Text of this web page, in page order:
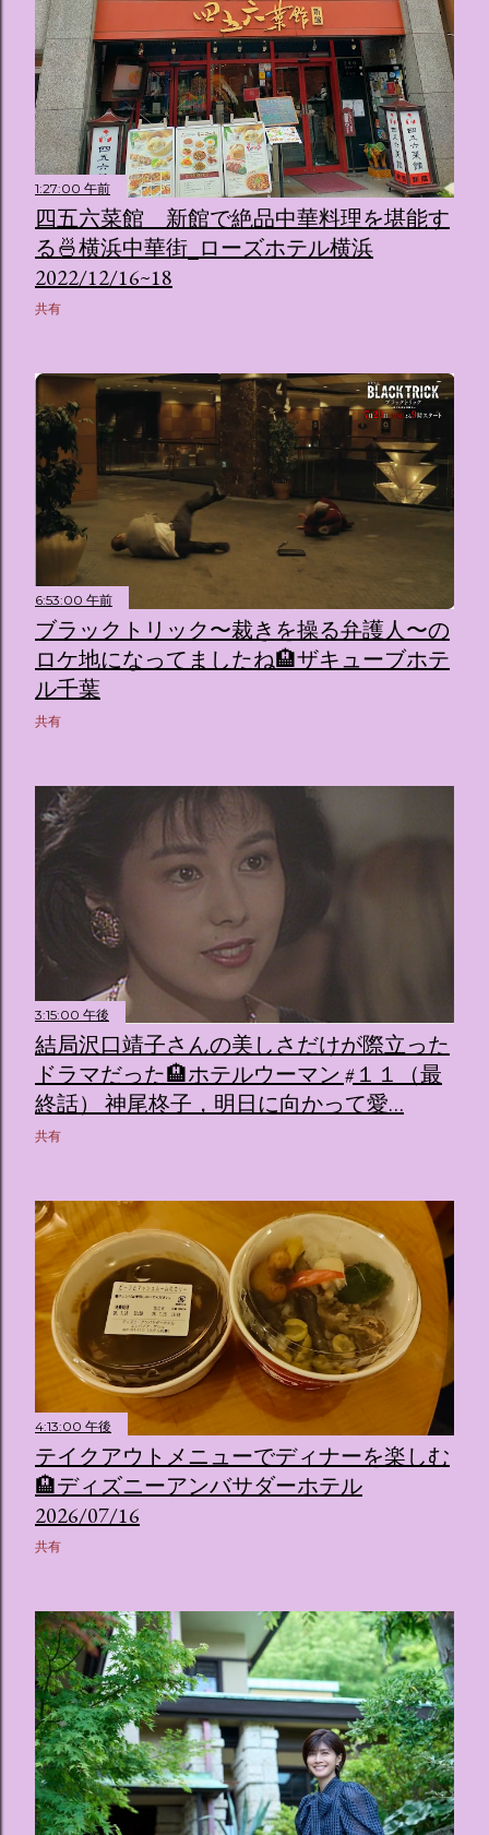
1:27:00 午前
四五六菜館 新館で絶品中華料理を堪能す
る🍜横浜中華街_ローズホテル横浜
2022/12/16~18
共有
6:53:00 午前
ブラックトリック〜裁きを操る弁護人〜の
ロケ地になってましたね🏨ザキューブホテ
ル千葉
共有
3:15:00 午後
結局沢口靖子さんの美しさだけが際立った
ドラマだった🏨ホテルウーマン #１１（最
終話） 神尾柊子，明日に向かって愛…
共有
4:13:00 午後
テイクアウトメニューでディナーを楽しむ
🏨ディズニーアンバサダーホテル
2026/07/16
共有